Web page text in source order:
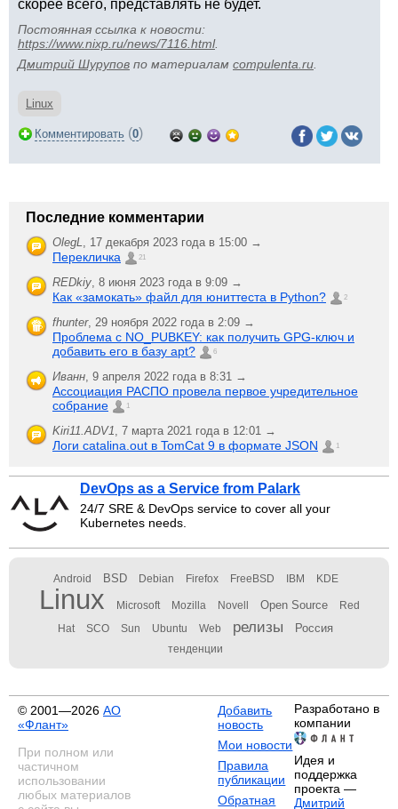
скорее всего, представлять не будет.
Постоянная ссылка к новости:
https://www.nixp.ru/news/7116.html.
Дмитрий Шурупов по материалам compulenta.ru
Linux
Комментировать (0)
Последние комментарии
OlegL, 17 декабря 2023 года в 15:00 →
Перекличка 21
REDkiy, 8 июня 2023 года в 9:09 →
Как «замокать» файл для юниттеста в Python? 2
fhunter, 29 ноября 2022 года в 2:09 →
Проблема с NO_PUBKEY: как получить GPG-ключ и
добавить его в базу apt?
6
Иванн, 9 апреля 2022 года в 8:31 →
Ассоциация РАСПО провела первое учредительное
собрание
1
Kiri11.ADV1, 7 марта 2021 года в 12:01 →
Логи catalina.out в TomCat 9 в формате JSON 1
DevOps as a Service from Palark
24/7 SRE & DevOps service to cover all your
Kubernetes needs.
Android BSD Debian Firefox FreeBSD IBM KDE
Linux Microsoft Mozilla Novell Open Source Red
Hat SCO Sun Ubuntu Web релизы Россия
тенденции
© 2001—2026 АО
«Флант»
При полном или
частичном
использовании
любых материалов
Добавить
новость
Мои новости
Правила
публикации
Обратная
Разработано в
компании
Идея и
поддержка
проекта —
Дмитрий